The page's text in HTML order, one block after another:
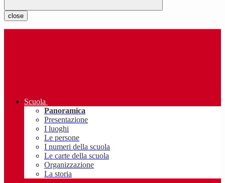
close
Scuola
Panoramica
Presentazione
I luoghi
Le persone
I numeri della scuola
Le carte della scuola
Organizzazione
La storia